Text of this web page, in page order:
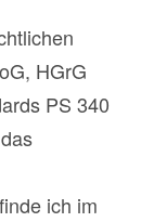
HGrG
PS 340
ich im